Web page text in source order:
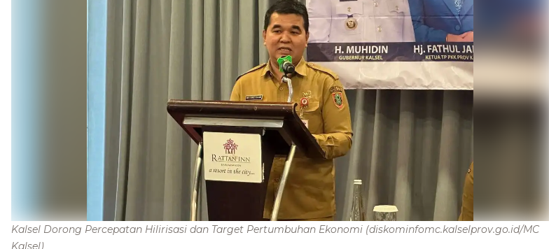
Kalsel Dorong Percepatan Hilirisasi dan Target Pertumbuhan Ekonomi (diskominfomc.kalselprov.go.id/MC
Kalsel)